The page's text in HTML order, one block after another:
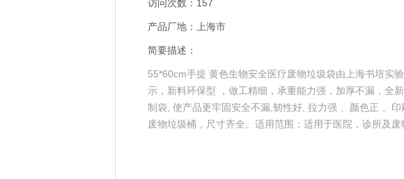
访问次数：157
产品厂地：上海市
简要描述：
55*60cm手提 黄色生物安全医疗废物垃圾袋由上海书培实
示，新料环保型 ，做工精细，承重能力强，加厚不漏，全
制袋, 使产品更牢固安全不漏,韧性好, 拉力强 、颜色正 、
废物垃圾桶，尺寸齐全。适用范围：适用于医院，诊所及废